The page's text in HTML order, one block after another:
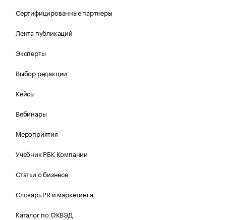
Сертифицированные партнеры
Лента публикаций
Эксперты
Выбор редакции
Кейсы
Вебинары
Мероприятия
Учебник РБК Компании
Статьи о бизнесе
Словарь PR и маркетинга
Каталог по ОКВЭД